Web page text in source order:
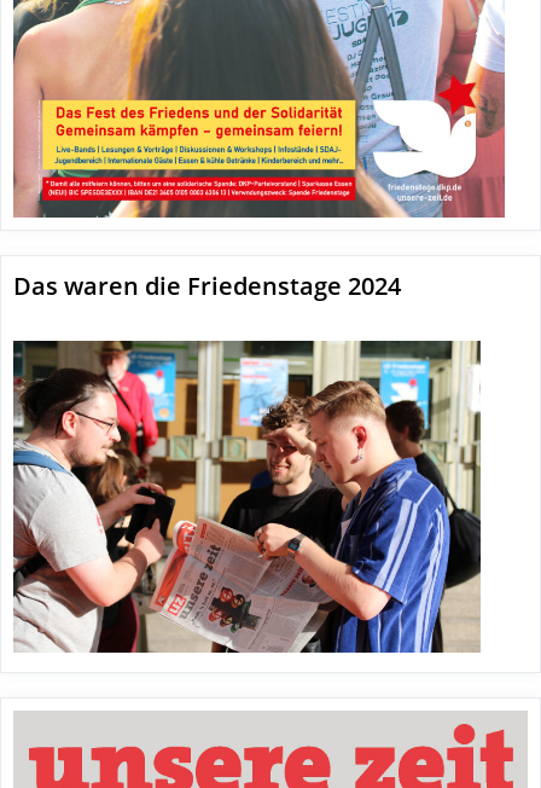
Das waren die Friedenstage 2024